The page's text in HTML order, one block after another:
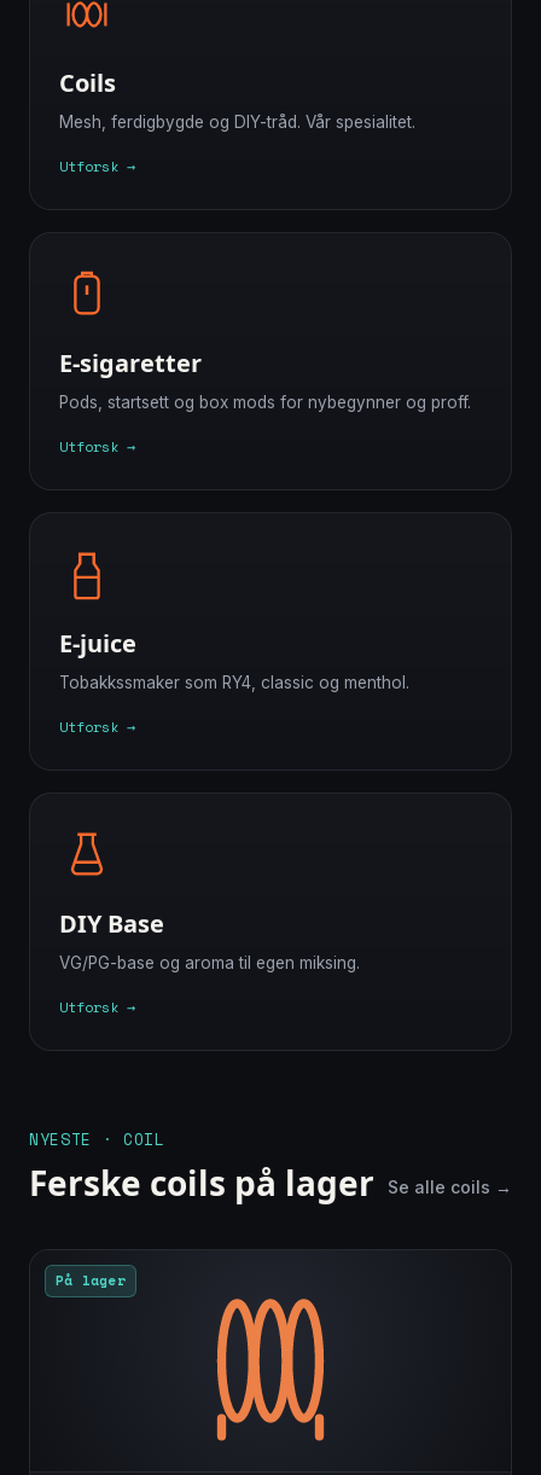
Coils
Mesh, ferdigbygde og DIY-tråd. Vår spesialitet.
Utforsk →
E-sigaretter
Pods, startsett og box mods for nybegynner og proff.
Utforsk →
E-juice
Tobakkssmaker som RY4, classic og menthol.
Utforsk →
DIY Base
VG/PG-base og aroma til egen miksing.
Utforsk →
NYESTE · COIL
Ferske coils på lager Se alle coils →
På lager